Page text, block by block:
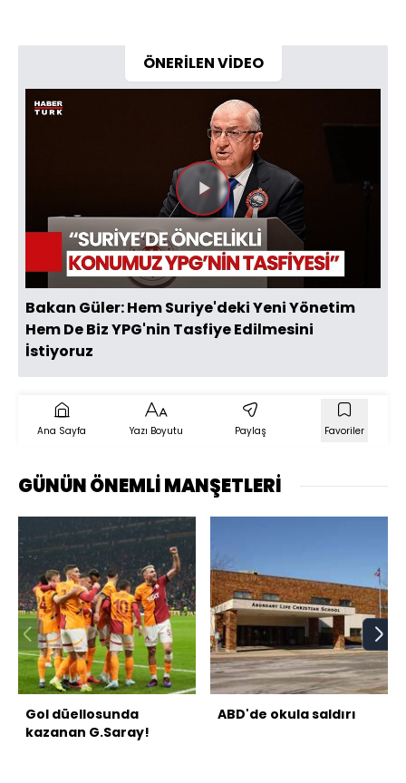
ÖNERİLEN VİDEO
Videoyu
Oynat
Bakan Güler: Hem Suriye'deki Yeni Yönetim
Hem De Biz YPG'nin Tasfiye Edilmesini
İstiyoruz
Ana Sayfa Yazı Boyutu Paylaş Favoriler
GÜNÜN ÖNEMLİ MANŞETLERİ
Gol düellosunda
kazanan G.Saray!
ABD'de okula saldırı